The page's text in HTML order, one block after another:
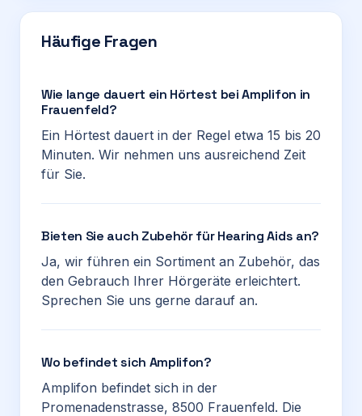
Häufige Fragen
Wie lange dauert ein Hörtest bei Amplifon in
Frauenfeld?
Ein Hörtest dauert in der Regel etwa 15 bis 20
Minuten. Wir nehmen uns ausreichend Zeit
für Sie.
Bieten Sie auch Zubehör für Hearing Aids an?
Ja, wir führen ein Sortiment an Zubehör, das
den Gebrauch Ihrer Hörgeräte erleichtert.
Sprechen Sie uns gerne darauf an.
Wo befindet sich Amplifon?
Amplifon befindet sich in der
Promenadenstrasse, 8500 Frauenfeld. Die